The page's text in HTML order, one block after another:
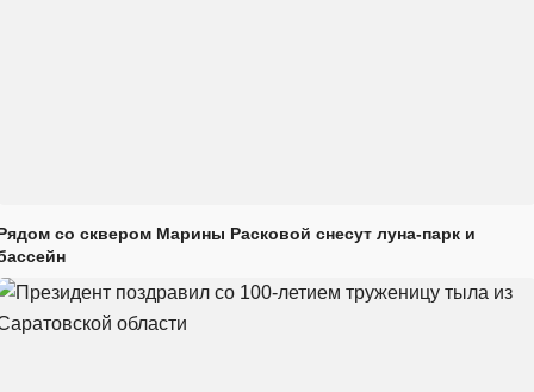
со сквером Марины Расковой снесут луна-парк и